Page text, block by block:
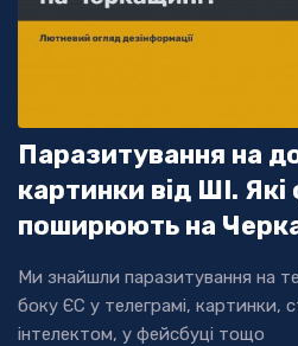
Паразитування на
картинки від ШІ.
поширюють на
Ми знайшли паразитування на
боку ЄС у телеграмі, картинки,
інтелектом, у фейсбуці тощо